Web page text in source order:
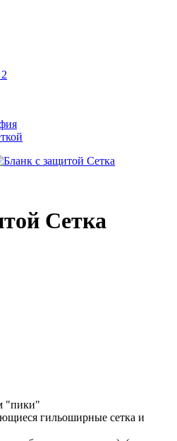
Сетка
"пики"
гильоширные сетка и